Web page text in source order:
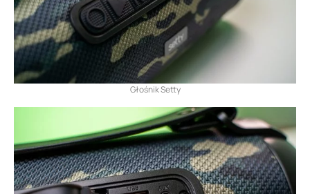
Głośnik Setty